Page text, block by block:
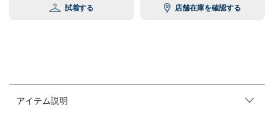
試着する 店舗在庫を確認する
アイテム説明